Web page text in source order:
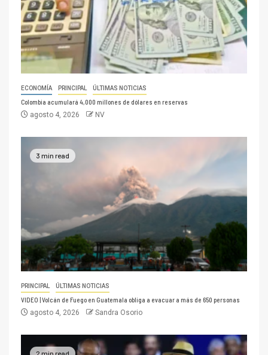
ECONOMÍA PRINCIPAL ÚLTIMAS NOTICIAS
Colombia acumulará 4,000 millones de dólares en reservas
agosto 4, 2026 NV
3 min read
PRINCIPAL ÚLTIMAS NOTICIAS
VIDEO | Volcán de Fuego en Guatemala obliga a evacuar a más de 650 personas
agosto 4, 2026 Sandra Osorio
2 min read